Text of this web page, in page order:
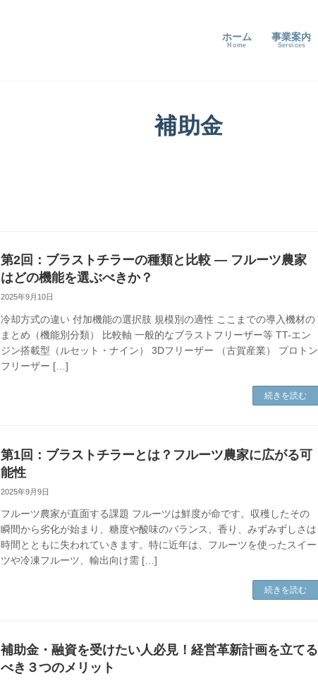
ホーム 事業案内
補助金
第2回：ブラストチラーの種類と比較 ― フルーツ農家
はどの機能を選ぶべきか？
2025年9月10日
冷却方式の違い 付加機能の選択肢 規模別の適性 ここまでの導入機材の
まとめ（機能別分類） 比較軸 一般的なブラストフリーザー等 TT-エン
ジン搭載型（ルセット・ナイン） 3Dフリーザー （古賀産業） プロトン
フリーザー […]
続きを読む
第1回：ブラストチラーとは？フルーツ農家に広がる可
能性
2025年9月9日
フルーツ農家が直面する課題 フルーツは鮮度が命です。収穫したその
瞬間から劣化が始まり、糖度や酸味のバランス、香り、みずみずしさは
時間とともに失われていきます。特に近年は、フルーツを使ったスイー
ツや冷凍フルーツ、輸出向け需 […]
続きを読む
補助金・融資を受けたい人必見！経営革新計画を立てる
べき３つのメリット